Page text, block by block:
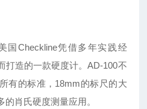
国Checkline凭借多年实践经
打造的一款硬度计。AD-100不
有的标准，18mm的标尺的大
肖氏硬度测量应用。